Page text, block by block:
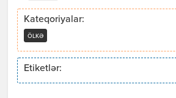
Kateqoriyalar:
ÖLKƏ
Etiketlər: